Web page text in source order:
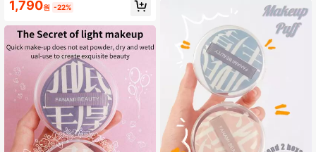
렌더, 물 흡수 소재는 젖으면 팽창, 빠
적, 파운데이션에 적합, 재사용 가능
및 털 빠짐 없음, 고밀도 및 탄력, 이상
적인 메이크업 도구, 메이크업, 저렴
한, 방 장식, 화장대, 여행, 침실, 메이
크업 액세서리, 퍼프, 메이크업 블렌
더, 파우더 퍼프, 메이크업 스펀지, 저
렴한, 스타킹 스터퍼, 메이크업, 메이
크업 도구, 저렴한 물건, 선물, 여성용
선물, 크리스마스 선물, 경품, 여행, 저
렴한 물건, 여행 필수품
1,790원 -22%
스펀지, 저렴한, 스타킹 스터퍼, 메이
크업, 메이크업 도구, 저렴한 물건, 선
물, 여성용 선물, 크리스마스 선물, 증
정품, 여행, 저렴한 물건, 여행 필수품